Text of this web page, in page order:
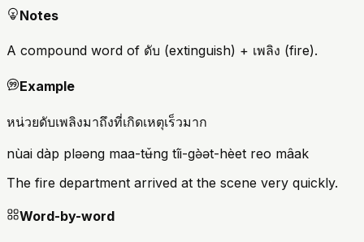
Notes
A compound word of ดับ (extinguish) + เพลิง (fire).
Example
หน่วยดับเพลิงมาถึงที่เกิดเหตุเร็วมาก
nùai dàp pləəng maa-tʉ̌ng tîi-gə̀ət-hèet reo mâak
The fire department arrived at the scene very quickly.
Word-by-word